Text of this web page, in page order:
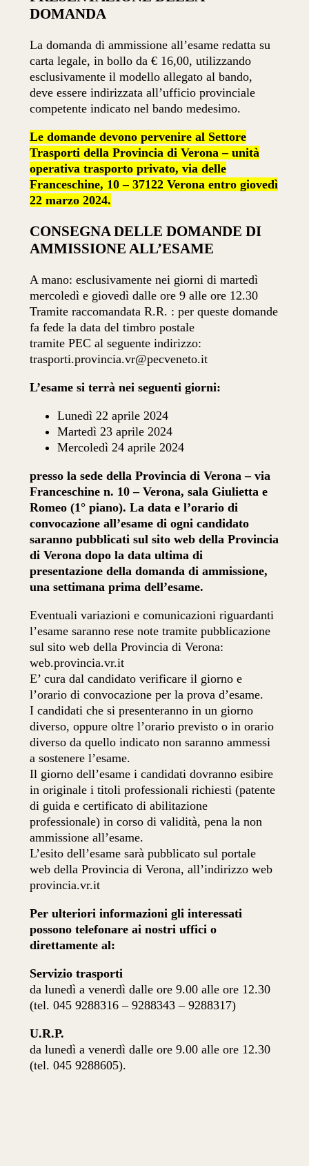
DOMANDA
La domanda di ammissione all’esame redatta su
carta legale, in bollo da € 16,00, utilizzando
esclusivamente il modello allegato al bando,
deve essere indirizzata all’ufficio provinciale
competente indicato nel bando medesimo.
Le domande devono pervenire al Settore
Trasporti della Provincia di Verona – unità
operativa trasporto privato, via delle
Franceschine, 10 – 37122 Verona entro giovedì
22 marzo 2024.
CONSEGNA DELLE DOMANDE DI
AMMISSIONE ALL’ESAME
A mano: esclusivamente nei giorni di martedì
mercoledì e giovedì dalle ore 9 alle ore 12.30
Tramite raccomandata R.R. : per queste domande
fa fede la data del timbro postale
tramite PEC al seguente indirizzo:
trasporti.provincia.vr@pecveneto.it
L’esame si terrà nei seguenti giorni:
Lunedì 22 aprile 2024
Martedì 23 aprile 2024
Mercoledì 24 aprile 2024
presso la sede della Provincia di Verona – via
Franceschine n. 10 – Verona, sala Giulietta e
Romeo (1° piano). La data e l’orario di
convocazione all’esame di ogni candidato
saranno pubblicati sul sito web della Provincia
di Verona dopo la data ultima di
presentazione della domanda di ammissione,
una settimana prima dell’esame.
Eventuali variazioni e comunicazioni riguardanti
l’esame saranno rese note tramite pubblicazione
sul sito web della Provincia di Verona:
web.provincia.vr.it
E’ cura dal candidato verificare il giorno e
l’orario di convocazione per la prova d’esame.
I candidati che si presenteranno in un giorno
diverso, oppure oltre l’orario previsto o in orario
diverso da quello indicato non saranno ammessi
a sostenere l’esame.
Il giorno dell’esame i candidati dovranno esibire
in originale i titoli professionali richiesti (patente
di guida e certificato di abilitazione
professionale) in corso di validità, pena la non
ammissione all’esame.
L’esito dell’esame sarà pubblicato sul portale
web della Provincia di Verona, all’indirizzo web
provincia.vr.it
Per ulteriori informazioni gli interessati
possono telefonare ai nostri uffici o
direttamente al:
Servizio trasporti
da lunedì a venerdì dalle ore 9.00 alle ore 12.30
(tel. 045 9288316 – 9288343 – 9288317)
U.R.P.
da lunedì a venerdì dalle ore 9.00 alle ore 12.30
(tel. 045 9288605).